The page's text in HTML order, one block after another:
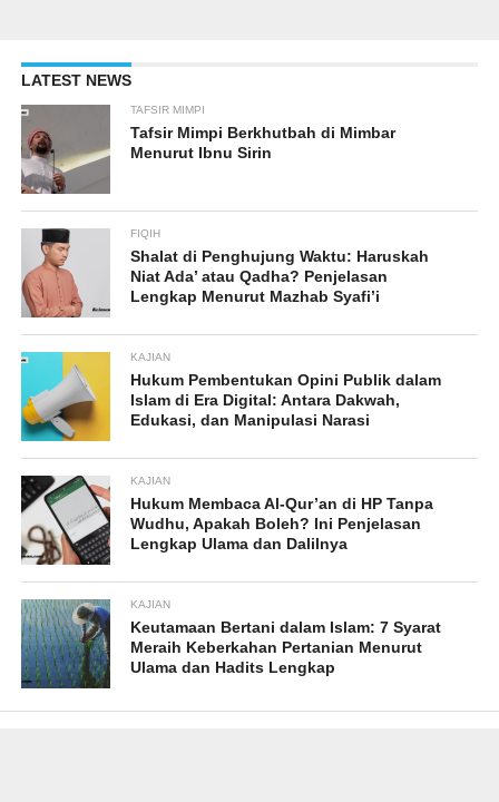
LATEST NEWS
TAFSIR MIMPI
Tafsir Mimpi Berkhutbah di Mimbar
Menurut Ibnu Sirin
FIQIH
Shalat di Penghujung Waktu: Haruskah
Niat Ada’ atau Qadha? Penjelasan
Lengkap Menurut Mazhab Syafi’i
KAJIAN
Hukum Pembentukan Opini Publik dalam
Islam di Era Digital: Antara Dakwah,
Edukasi, dan Manipulasi Narasi
KAJIAN
Hukum Membaca Al-Qur’an di HP Tanpa
Wudhu, Apakah Boleh? Ini Penjelasan
Lengkap Ulama dan Dalilnya
KAJIAN
Keutamaan Bertani dalam Islam: 7 Syarat
Meraih Keberkahan Pertanian Menurut
Ulama dan Hadits Lengkap